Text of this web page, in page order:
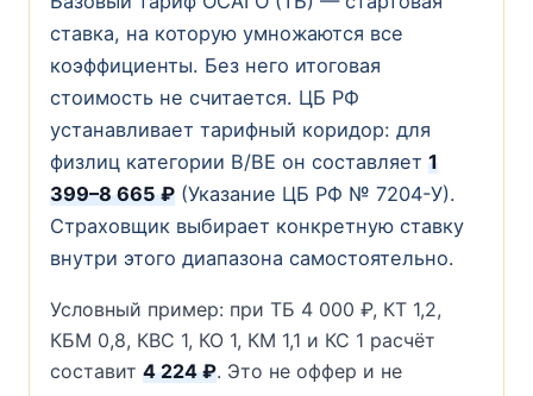
ставка, на которую умножаются все
коэффициенты. Без него итоговая
стоимость не считается. ЦБ РФ
устанавливает тарифный коридор: для
физлиц категории В/ВЕ он составляет 1
399–8 665 ₽(Указание ЦБ РФ № 7204-У).
Страховщик выбирает конкретную ставку
внутри этого диапазона самостоятельно.
Условный пример: при ТБ 4 000 ₽, КТ 1,2,
КБМ 0,8, КВС 1, КО 1, КМ 1,1 и КС 1 расчёт
составит 4 224 ₽. Это не оффер и не